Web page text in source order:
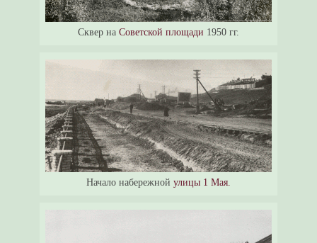
Сквер на Советской площади 1950 гг.
Начало набережной улицы 1 Мая.